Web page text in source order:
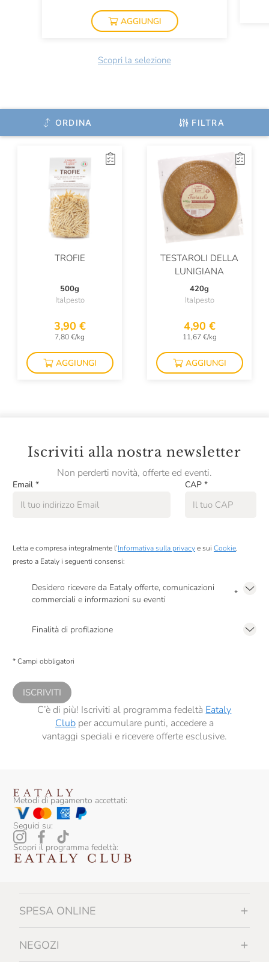
AGGIUNGI
Scopri la selezione
ORDINA FILTRA
TROFIE
500g
Italpesto
3,90 €
7,80 €/kg
AGGIUNGI
TESTAROLI DELLA
LUNIGIANA
420g
Italpesto
4,90 €
11,67 €/kg
AGGIUNGI
Iscriviti alla nostra newsletter
Non perderti novità, offerte ed eventi.
Email * CAP *
Letta e compresa integralmente l’Informativa sulla privacye sui Cookie,
presto a Eataly i seguenti consensi:
Desidero ricevere da Eataly offerte, comunicazioni
commerciali e informazioni su eventi
*
Finalità di profilazione
comunicazioni commerciali personalizzate, in caso di consenso prestato ai
* Campi obbligatori
ISCRIVITI
C’è di più! Iscriviti al programma fedeltà Eataly
Clubper accumulare punti, accedere a
vantaggi speciali e ricevere offerte esclusive.
Metodi di pagamento accettati:
Seguici su:
Scopri il programma fedeltà:
SPESA ONLINE
NEGOZI